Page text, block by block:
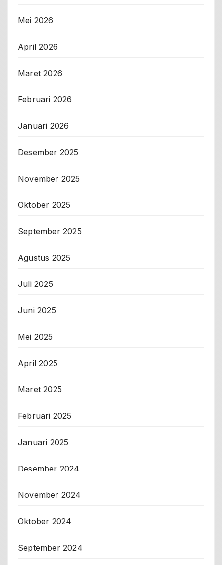
Mei 2026
April 2026
Maret 2026
Februari 2026
Januari 2026
Desember 2025
November 2025
Oktober 2025
September 2025
Agustus 2025
Juli 2025
Juni 2025
Mei 2025
April 2025
Maret 2025
Februari 2025
Januari 2025
Desember 2024
November 2024
Oktober 2024
September 2024